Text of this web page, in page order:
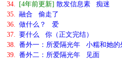
34.
[4年前更新] 散发信息素 痴迷
35. 融合 偷走了
36. 做什么？ 爱
37. 要什么 你（正文完结）
38. 番外一：所爱隔光年 小糯和她
39. 番外二：所爱隔光年 见面